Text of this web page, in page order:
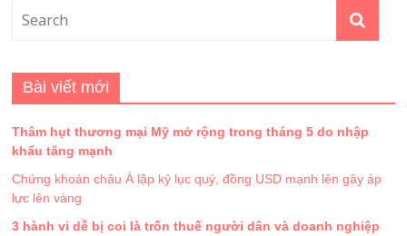
Bài viết mới
Thâm hụt thương mại Mỹ mở rộng trong tháng 5 do nhập
khẩu tăng mạnh
Chứng khoán châu Á lập kỷ lục quý, đồng USD mạnh lên gây áp
lực lên vàng
3 hành vi dễ bị coi là trốn thuế người dân và doanh nghiệp